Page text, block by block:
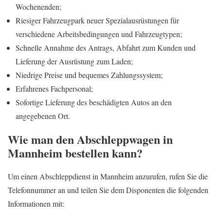
Wochenenden;
Riesiger Fahrzeugpark neuer Spezialausrüstungen für
verschiedene Arbeitsbedingungen und Fahrzeugtypen;
Schnelle Annahme des Antrags, Abfahrt zum Kunden und
Lieferung der Ausrüstung zum Laden;
Niedrige Preise und bequemes Zahlungssystem;
Erfahrenes Fachpersonal;
Sofortige Lieferung des beschädigten Autos an den
angegebenen Ort.
Wie man den Abschleppwagen in
Mannheim bestellen kann?
Um einen Abschleppdienst in Mannheim anzurufen, rufen Sie die
Telefonnummer an und teilen Sie dem Disponenten die folgenden
Informationen mit: